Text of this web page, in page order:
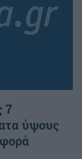
7
ύψους